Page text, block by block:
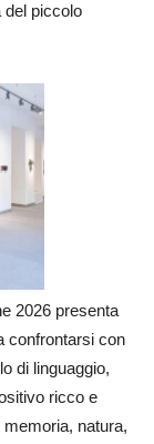
del piccolo
2026 presenta
confrontarsi con
di linguaggio,
ricco e
natura,